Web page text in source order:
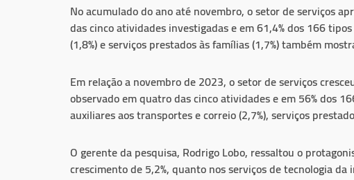
No acumulado do ano até novembro, o setor de serviços
das cinco atividades investigadas e em 61,4% dos 166
(1,8%) e serviços prestados às famílias (1,7%) também
Em relação a novembro de 2023, o setor de serviços
observado em quatro das cinco atividades e em 56% dos
auxiliares aos transportes e correio (2,7%), serviços
O gerente da pesquisa, Rodrigo Lobo, ressaltou o
crescimento de 5,2%, quanto nos serviços de tecnologia da